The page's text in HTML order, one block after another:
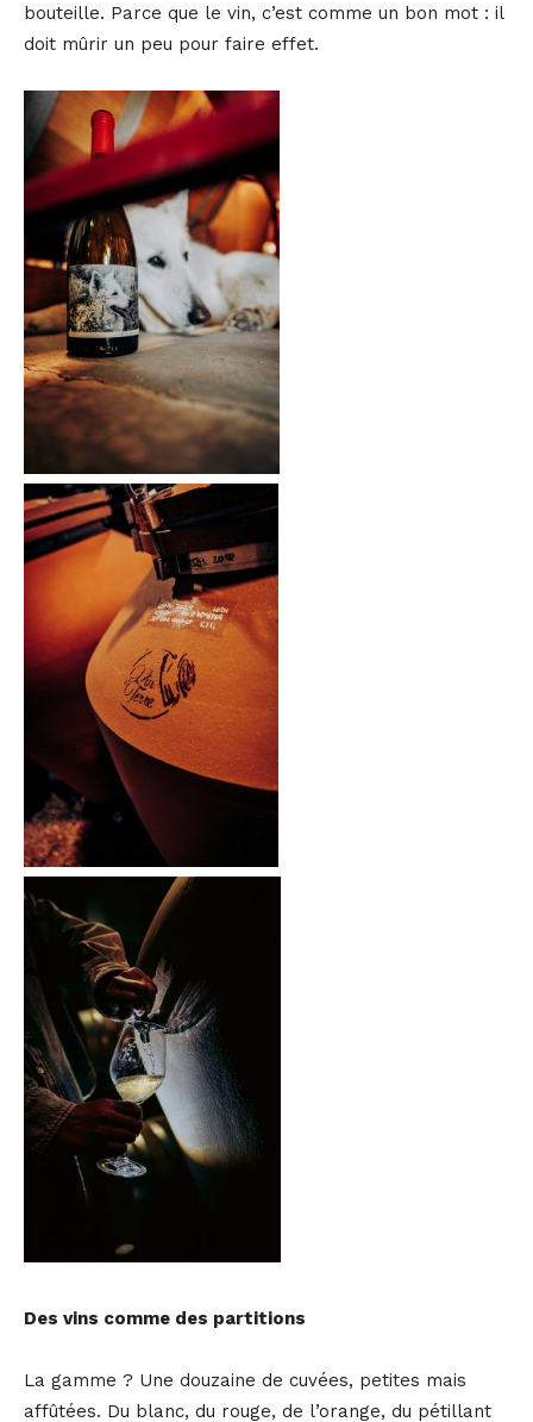
bouteille. Parce que le vin, c’est comme un bon mot : il
doit mûrir un peu pour faire effet.
Des vins comme des partitions
La gamme ? Une douzaine de cuvées, petites mais
affûtées. Du blanc, du rouge, de l’orange, du pétillant